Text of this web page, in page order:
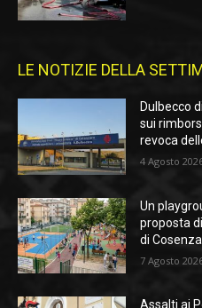
LE NOTIZIE DELLA
Dulbecco
sui
revoca
4 Agosto
Un
proposta
di Cosenza
7 Agosto
Assalti ai